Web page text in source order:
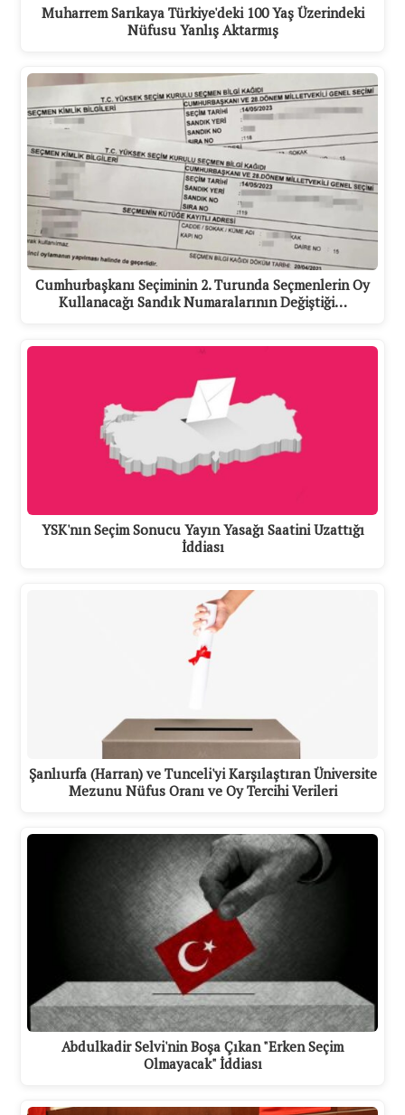
Muharrem Sarıkaya Türkiye'deki 100 Yaş Üzerindeki
Nüfusu Yanlış Aktarmış
Cumhurbaşkanı Seçiminin 2. Turunda Seçmenlerin Oy
Kullanacağı Sandık Numaralarının Değiştiği…
YSK'nın Seçim Sonucu Yayın Yasağı Saatini Uzattığı
İddiası
Şanlıurfa (Harran) ve Tunceli'yi Karşılaştıran Üniversite
Mezunu Nüfus Oranı ve Oy Tercihi Verileri
Abdulkadir Selvi'nin Boşa Çıkan "Erken Seçim
Olmayacak" İddiası